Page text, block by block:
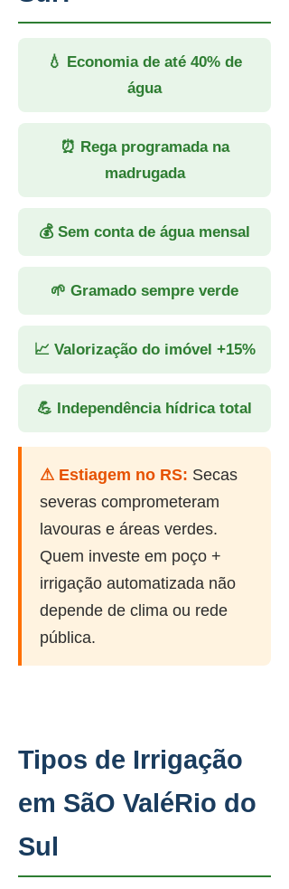
💧 Economia de até 40% de
água
⏰ Rega programada na
madrugada
💰 Sem conta de água mensal
🌱 Gramado sempre verde
📈 Valorização do imóvel +15%
💪 Independência hídrica total
⚠ Estiagem no RS: Secas
severas comprometeram
lavouras e áreas verdes.
Quem investe em poço +
irrigação automatizada não
depende de clima ou rede
pública.
Tipos de Irrigação
em SãO ValéRio do
Sul